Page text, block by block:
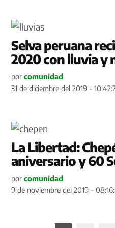
Selva peruana
2020 con lluvia y
por comunidad
31 de diciembre del 2019 -
La Libertad:
aniversario y 60
por comunidad
9 de noviembre del 2019 -